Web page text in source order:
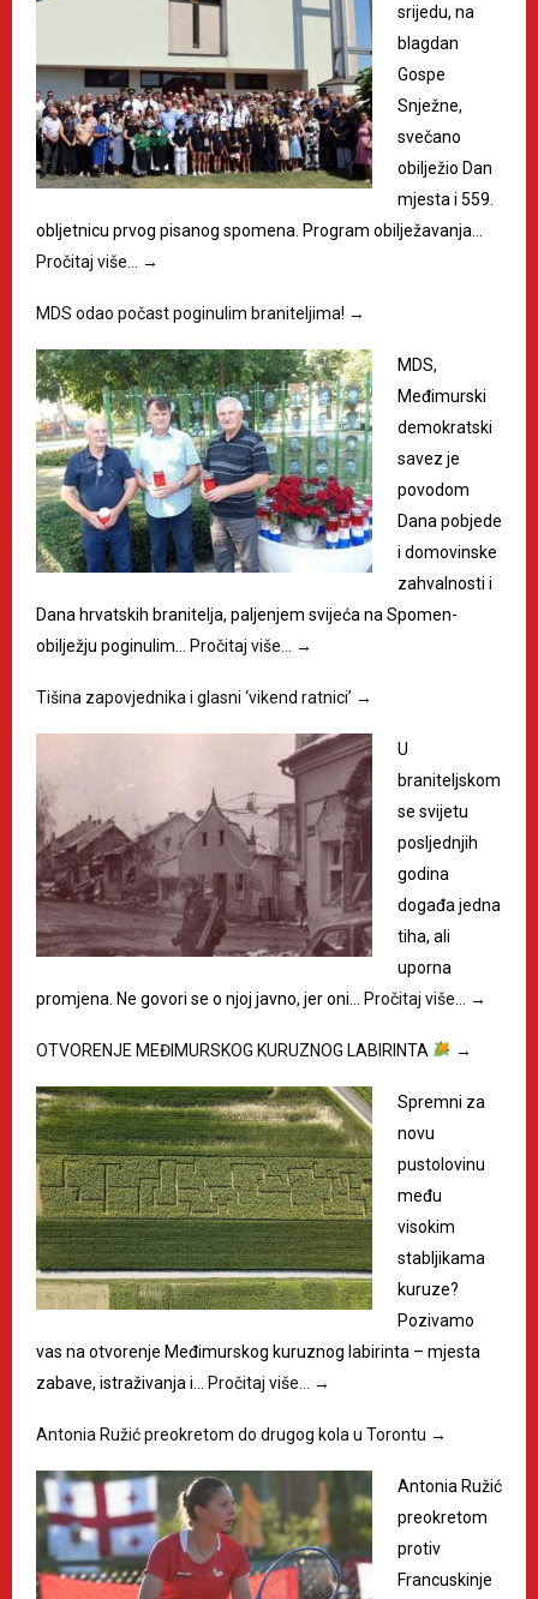
srijedu, na
blagdan
Gospe
Snježne,
svečano
obilježio Dan
mjesta i 559.
obljetnicu prvog pisanog spomena. Program obilježavanja…
Pročitaj više…
→
MDS odao počast poginulim braniteljima! →
MDS,
Međimurski
demokratski
savez je
povodom
Dana pobjede
i domovinske
zahvalnosti i
Dana hrvatskih branitelja, paljenjem svijeća na Spomen-
obilježju poginulim… Pročitaj više… →
Tišina zapovjednika i glasni ‘vikend ratnici’ →
U
braniteljskom
se svijetu
posljednjih
godina
događa jedna
tiha, ali
uporna
promjena. Ne govori se o njoj javno, jer oni… Pročitaj više… →
OTVORENJE MEĐIMURSKOG KURUZNOG LABIRINTA →
Spremni za
novu
pustolovinu
među
visokim
stabljikama
kuruze?
Pozivamo
vas na otvorenje Međimurskog kuruznog labirinta – mjesta
zabave, istraživanja i… Pročitaj više… →
Antonia Ružić preokretom do drugog kola u Torontu →
Antonia Ružić
preokretom
protiv
Francuskinje